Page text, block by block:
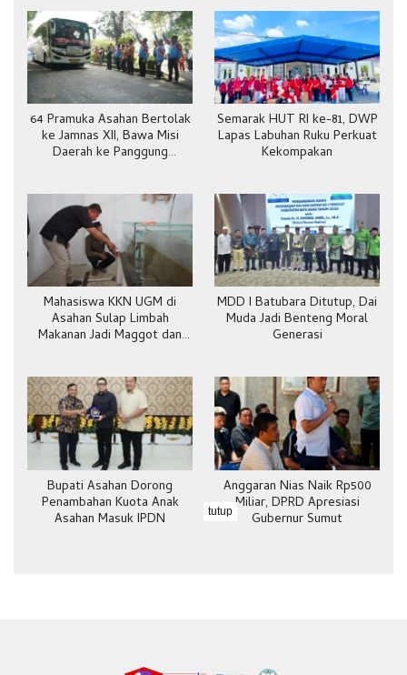
64 Pramuka Asahan Bertolak
ke Jamnas XII, Bawa Misi
Daerah ke Panggung
Semarak HUT RI ke-81, DWP
Lapas Labuhan Ruku Perkuat
Kekompakan
Mahasiswa KKN UGM di
Asahan Sulap Limbah
Makanan Jadi Maggot dan
MDD I Batubara Ditutup, Dai
Muda Jadi Benteng Moral
Generasi
Bupati Asahan Dorong
Penambahan Kuota Anak
Asahan Masuk IPDN
Anggaran Nias Naik Rp500
Miliar, DPRD Apresiasi
Gubernur Sumut
tutup